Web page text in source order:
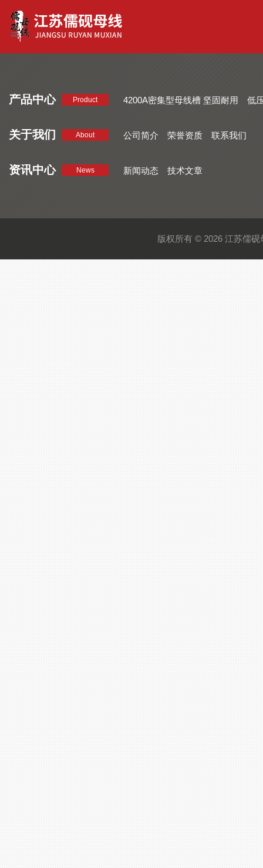
产品中心 Product 4200A密集型母线槽 坚固耐用
低
关于我们 About 公司简介 荣誉资质 联系我们
资讯中心 News 新闻动态 技术文章
版权所有 © 2026 江苏儒